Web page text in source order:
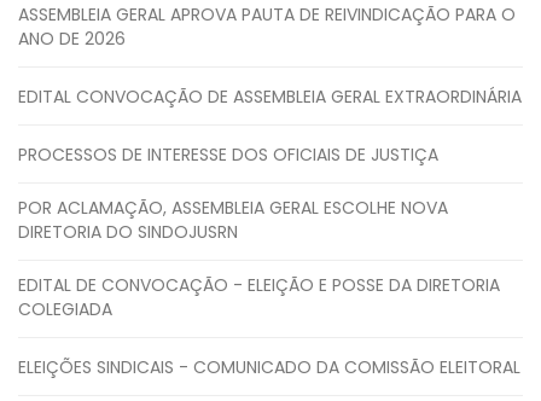
ASSEMBLEIA GERAL APROVA PAUTA DE REIVINDICAÇÃO PARA O
ANO DE 2026
EDITAL CONVOCAÇÃO DE ASSEMBLEIA GERAL EXTRAORDINÁRIA
PROCESSOS DE INTERESSE DOS OFICIAIS DE JUSTIÇA
POR ACLAMAÇÃO, ASSEMBLEIA GERAL ESCOLHE NOVA
DIRETORIA DO SINDOJUSRN
EDITAL DE CONVOCAÇÃO - ELEIÇÃO E POSSE DA DIRETORIA
COLEGIADA
ELEIÇÕES SINDICAIS - COMUNICADO DA COMISSÃO ELEITORAL